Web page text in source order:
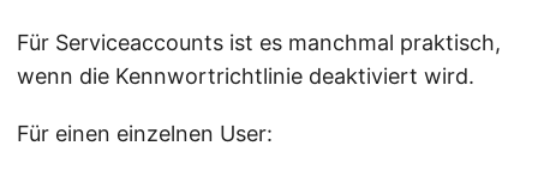
Für Serviceaccounts ist es manchmal praktisch,
wenn die Kennwortrichtlinie deaktiviert wird.
Für einen einzelnen User: